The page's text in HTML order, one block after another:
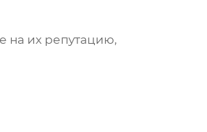
на их репутацию,